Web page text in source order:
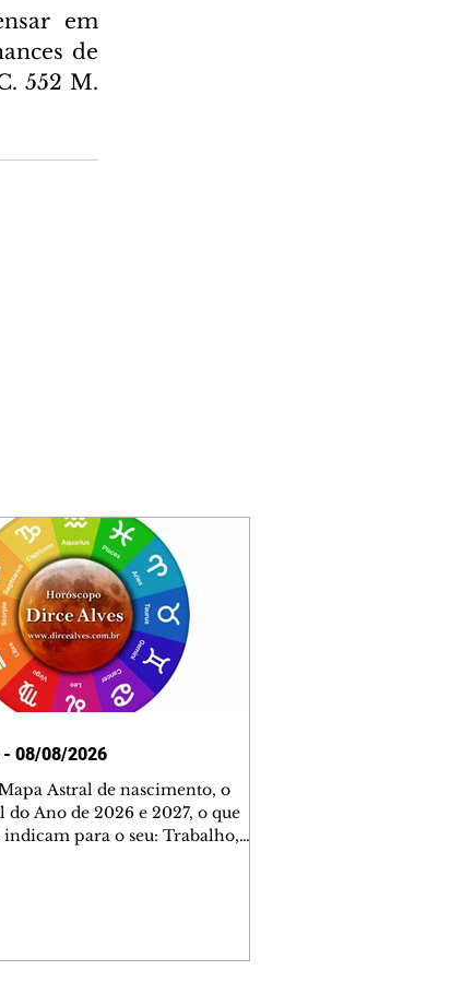
em
de
552 M.
- 08/08/2026
Astral de nascimento, o
do Ano de 2026 e 2027, o que
indicam para o seu: Trabalho,